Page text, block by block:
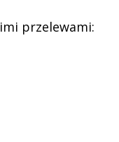
przelewami: